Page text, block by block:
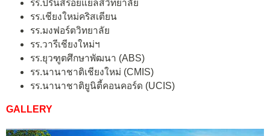
รร.ปรินส์รอยแยลส์วิทยาลัย
รร.เชียงใหม่คริสเตียน
รร.มงฟอร์ตวิทยาลัย
รร.วารีเชียงใหม่ฯ
รร.ยุวฑูตศึกษาพัฒนา (ABS)
รร.นานาชาติเชียงใหม่ (CMIS)
รร.นานาชาติยูนิตี้คอนคอร์ด (UCIS)
GALLERY